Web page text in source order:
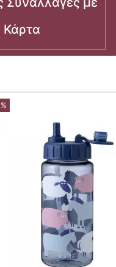
Κάρτα